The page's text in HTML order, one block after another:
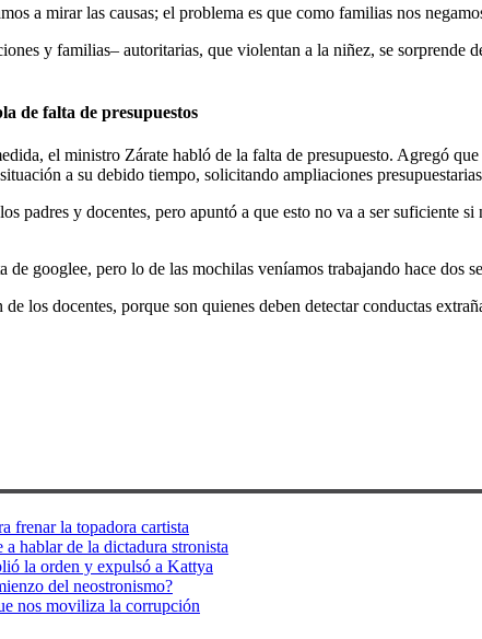
a mirar las causas; el problema es que como familias nos
y familias– autoritarias, que violentan a la niñez, se sorprende
de falta de presupuestos
el ministro Zárate habló de la falta de presupuesto. Agregó
a su debido tiempo, solicitando ampliaciones
padres y docentes, pero apuntó a que esto no va a ser suficiente
googlee, pero lo de las mochilas veníamos trabajando hace dos
los docentes, porque son quienes deben detectar conductas
frenar la topadora cartista
hablar de la dictadura stronista
la orden y expulsó a Kattya
del neostronismo?
nos moviliza la corrupción